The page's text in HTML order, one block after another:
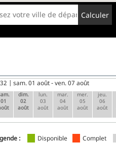
Calculer
sam. 01 août - ven. 07 août
01
dim.
02
août
lun.
03
août
mar.
04
août
mer.
05
août
jeu.
06
août
: Disponible Complet